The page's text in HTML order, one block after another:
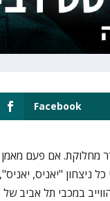
Facebook
מחלוקת. אם פעם מאמן
ניצחון "יאניס, יאניס",
במכבי תל אביב של